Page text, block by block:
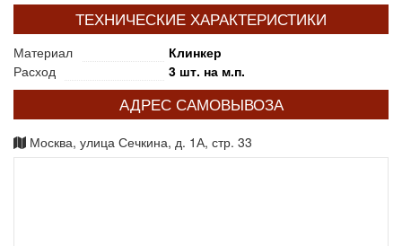
ТЕХНИЧЕСКИЕ ХАРАКТЕРИСТИКИ
Материал
Клинкер
Расход
3 шт. на м.п.
АДРЕС САМОВЫВОЗА
Москва, улица Сечкина, д. 1А, стр. 33